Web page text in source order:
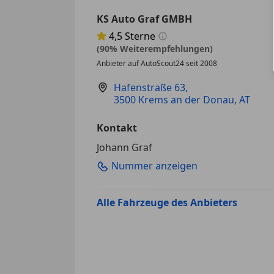
KS Auto Graf GMBH
Sternebewertung 4.5 von 5
4,5Sterne
(90% Weiterempfehlungen)
Anbieter auf AutoScout24 seit 2008
Hafenstraße 63,
3500 Krems an der Donau, AT
Kontakt
Johann Graf
Nummer anzeigen
Alle Fahrzeuge des Anbieters